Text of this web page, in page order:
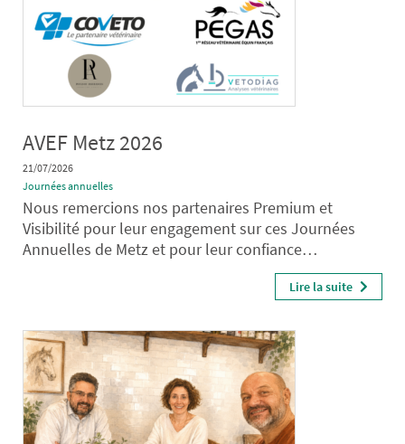
AVEF Metz 2026
21/07/2026
Journées annuelles
Nous remercions nos partenaires Premium et
Visibilité pour leur engagement sur ces Journées
Annuelles de Metz et pour leur confiance…
Lire la suite